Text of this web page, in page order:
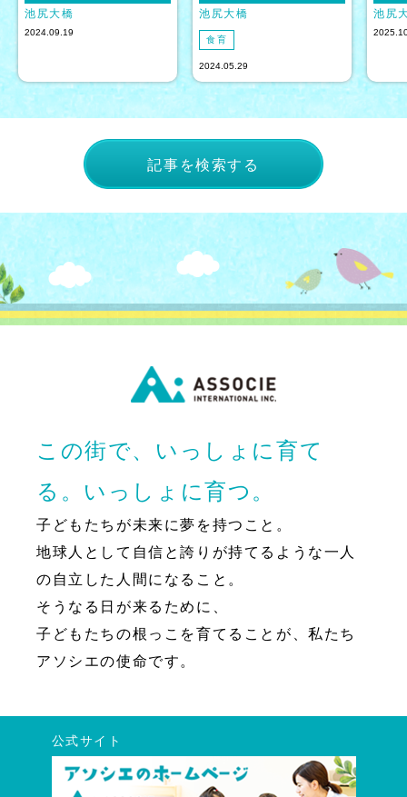
池尻大橋
2024.09.19
池尻大橋
食育
2024.05.29
池尻
記事を検索する
この街で、いっしょに育て
る。いっしょに育つ。
子どもたちが未来に夢を持つこと。
地球人として自信と誇りが持てるような一人
の自立した人間になること。
そうなる日が来るために、
子どもたちの根っこを育てることが、私たち
アソシエの使命です。
公式サイト